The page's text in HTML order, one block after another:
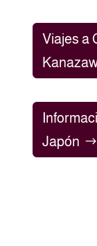
Viajes a
Japón